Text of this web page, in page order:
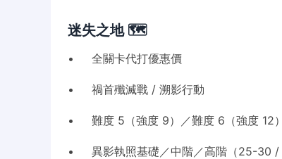
迷失之地 🗺️
• 全關卡代打優惠價
• 禍首殲滅戰 / 溯影行動
• 難度 5（強度 9）／難度 6（強度 12）
• 異影執照基礎／中階／高階（25-30 /